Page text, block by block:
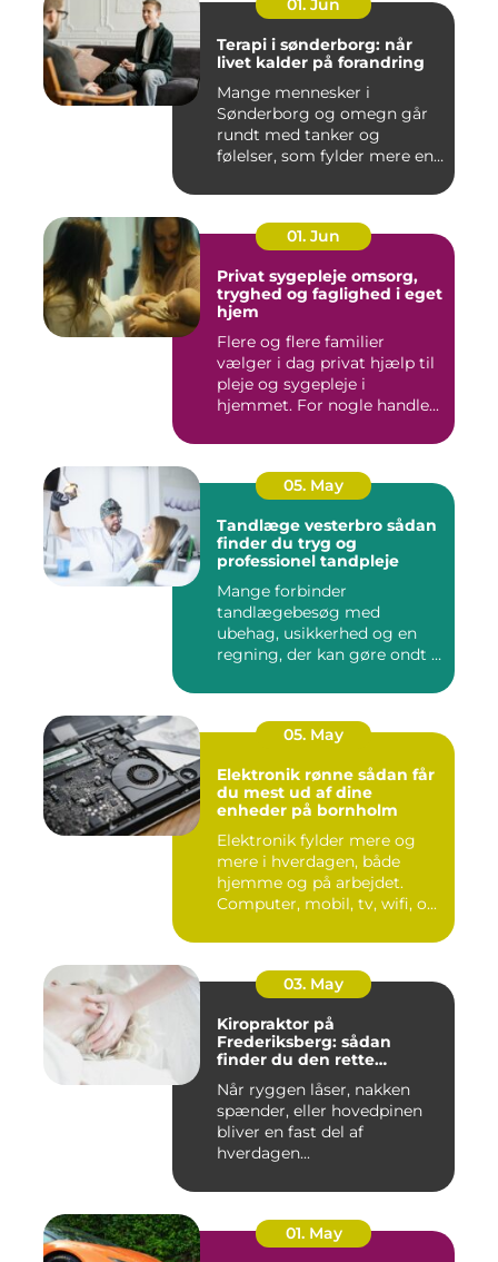
01. Jun
Terapi i sønderborg: når
livet kalder på forandring
Mange mennesker i
Sønderborg og omegn går
rundt med tanker og
følelser, som fylder mere end
01. Jun
Privat sygepleje omsorg,
tryghed og faglighed i eget
hjem
Flere og flere familier
vælger i dag privat hjælp til
pleje og sygepleje i
hjemmet. For nogle handle...
05. May
Tandlæge vesterbro sådan
finder du tryg og
professionel tandpleje
Mange forbinder
tandlægebesøg med
ubehag, usikkerhed og en
regning, der kan gøre ondt i
05. May
Elektronik rønne sådan får
du mest ud af dine
enheder på bornholm
Elektronik fylder mere og
mere i hverdagen, både
hjemme og på arbejdet.
Computer, mobil, tv, wifi, o...
03. May
Kiropraktor på
Frederiksberg: sådan
finder du den rette
Når ryggen låser, nakken
spænder, eller hovedpinen
bliver en fast del af
hverdagen...
01. May